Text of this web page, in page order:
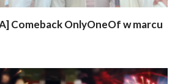
Comeback OnlyOneOf w marcu